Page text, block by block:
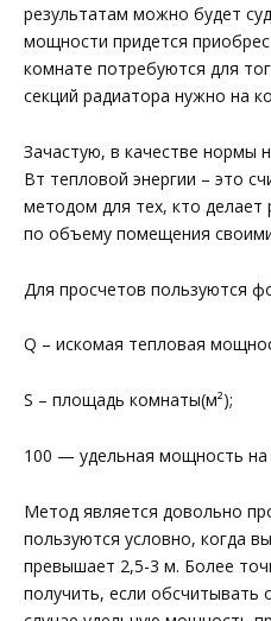
результатам можно будет
мощности придется
комнате потребуются для
секций радиатора нужно на
Зачастую, в качестве нормы
Вт тепловой энергии – это
методом для тех, кто
по объему помещения
Для просчетов пользуются
Q – искомая тепловая
S – площадь комнаты(м²);
100 — удельная мощность
Метод является довольно
пользуются условно, когда
превышает 2,5-3 м. Более
получить, если